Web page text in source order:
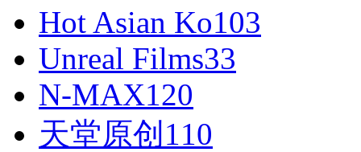
Hot Asian Ko103
Unreal Films33
N-MAX120
天堂原创 110